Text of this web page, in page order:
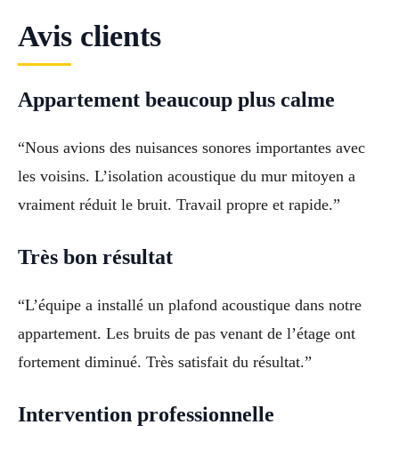
Avis clients
Appartement beaucoup plus calme
“Nous avions des nuisances sonores importantes avec
les voisins. L’isolation acoustique du mur mitoyen a
vraiment réduit le bruit. Travail propre et rapide.”
Très bon résultat
“L’équipe a installé un plafond acoustique dans notre
appartement. Les bruits de pas venant de l’étage ont
fortement diminué. Très satisfait du résultat.”
Intervention professionnelle